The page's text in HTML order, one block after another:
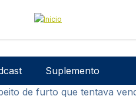
Suplemento
de furto que tentava